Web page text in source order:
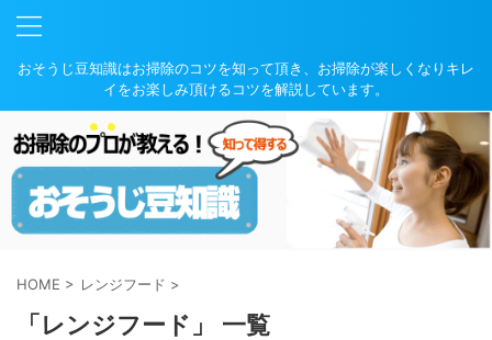
おそうじ豆知識はお掃除のコツを知って頂き、お掃除が楽しくなりキレ
イをお楽しみ頂けるコツを解説しています。
HOME > レンジフード >
「レンジフード」 一覧